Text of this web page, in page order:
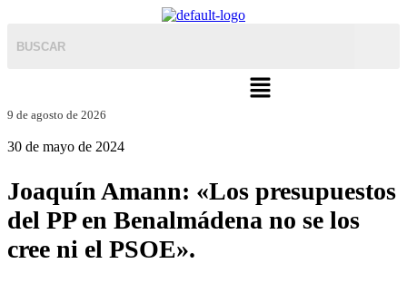
Menú
9 de agosto de 2026
30 de mayo de 2024
Joaquín Amann: «Los presupuestos
del PP en Benalmádena no se los
cree ni el PSOE».